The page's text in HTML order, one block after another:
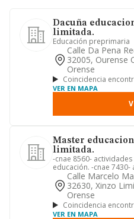
Dacuña
limitada.
Educación preprimaria
Calle Da Pena
32005, Ourense
Orense
Coincidencia
VER EN MAPA
Master
limitada.
-cnae 8560-
educación. -cnae 7430-
traducción e interpre...
Calle Marcelo
32630, Xinzo
Orense
Coincidencia
VER EN MAPA